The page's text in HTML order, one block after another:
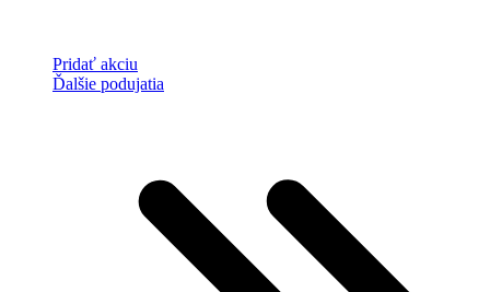
Pridať akciu
Ďalšie podujatia